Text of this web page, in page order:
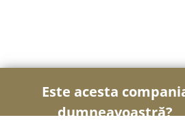
Este acesta
dumneavoastră?